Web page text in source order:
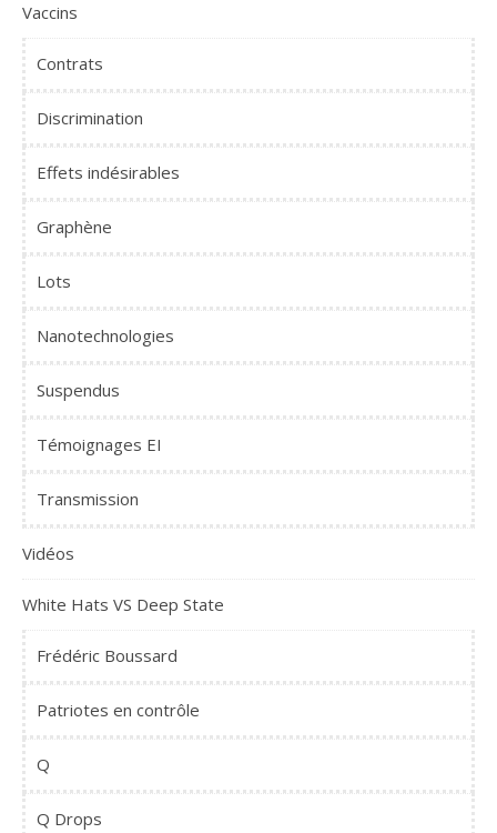
Vaccins
Contrats
Discrimination
Effets indésirables
Graphène
Lots
Nanotechnologies
Suspendus
Témoignages EI
Transmission
Vidéos
White Hats VS Deep State
Frédéric Boussard
Patriotes en contrôle
Q
Q Drops